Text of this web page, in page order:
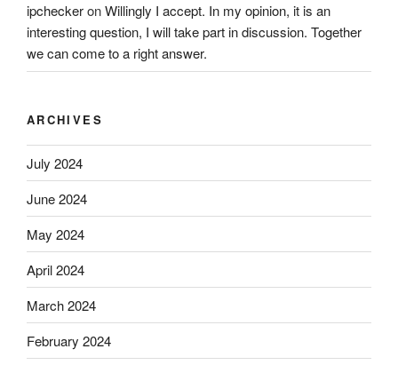
ipcheckeronWillingly I accept. In my opinion, it is an
interesting question, I will take part in discussion. Together
we can come to a right answer.
ARCHIVES
July 2024
June 2024
May 2024
April 2024
March 2024
February 2024